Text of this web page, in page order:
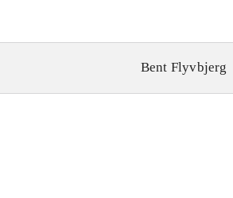
Bent Flyvbjerg